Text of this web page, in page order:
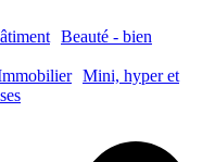
Beauté - bien
Mini, hyper et